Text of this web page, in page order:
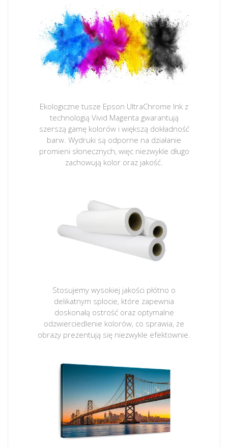
Ekologiczne tusze Epson UltraChrome Ink z
technologią Vivid Magenta gwarantują
szerszą gamę kolorów i większą dokładność
barw. Wydruki są odporne na działanie
promieni słonecznych, więc niezwykle długo
zachowują kolor oraz jakość.
Stosujemy wysokiej jakości płótno o
delikatnym splocie, które zapewnia
doskonałą ostrość oraz optymalne
odzwierciedlenie kolorów, co sprawia, że
obrazy prezentują się niezwykle efektownie.